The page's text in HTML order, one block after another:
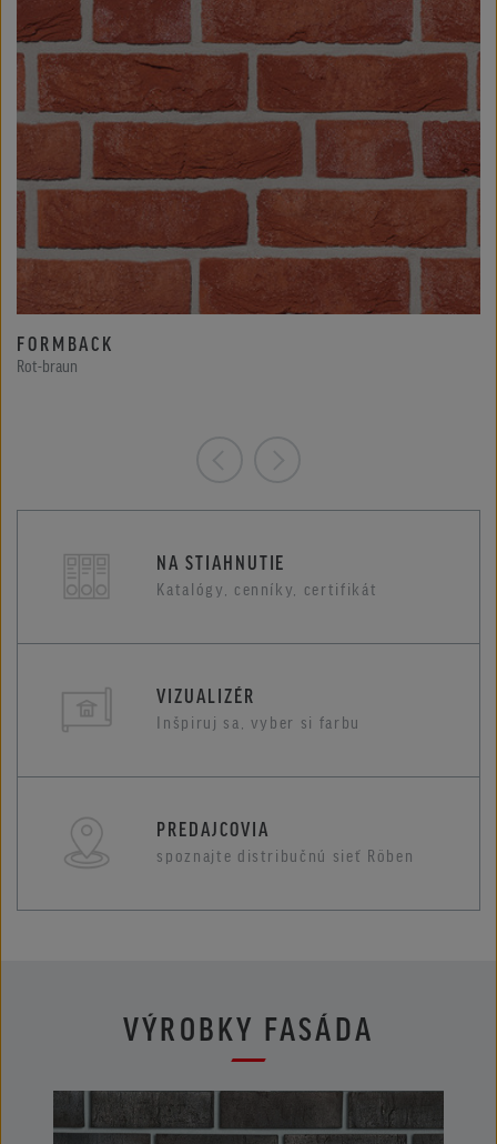
FORMBACK
Rot-braun
NA STIAHNUTIE
Katalógy, cenníky, certifikát
VIZUALIZÉR
Inšpiruj sa, vyber si farbu
PREDAJCOVIA
spoznajte distribučnú sieť Röben
VÝROBKY FASÁDA